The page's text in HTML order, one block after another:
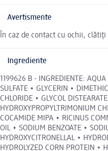
Avertismente
În caz de contact cu ochii,
Ingrediente
1199626 B - INGREDIENTE:
SULFATE • GLYCERIN •
CHLORIDE • GLYCOL
HYDROXYPROPYLTRIMONIUM
COCAMIDE MIPA • RICINUS
OIL • SODIUM BENZOATE •
HYDROXYCITRONELLAL •
HYDROLYZED CORN PROTEIN •